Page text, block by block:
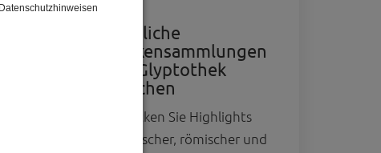
Staatliche
Antikensammlungen
und Glyptothek
München
Entdecken Sie Highlights
griechischer, römischer und